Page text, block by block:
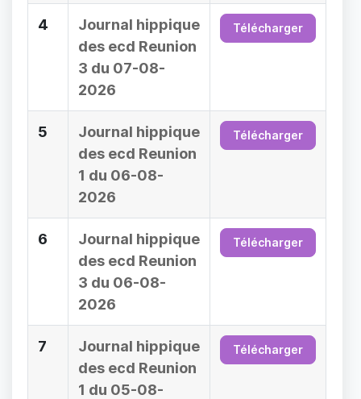
4
Journal hippique
des ecd Reunion
3 du 07-08-
2026
Télécharger
5
Journal hippique
des ecd Reunion
1 du 06-08-
2026
Télécharger
6
Journal hippique
des ecd Reunion
3 du 06-08-
2026
Télécharger
7
Journal hippique
des ecd Reunion
1 du 05-08-
Télécharger